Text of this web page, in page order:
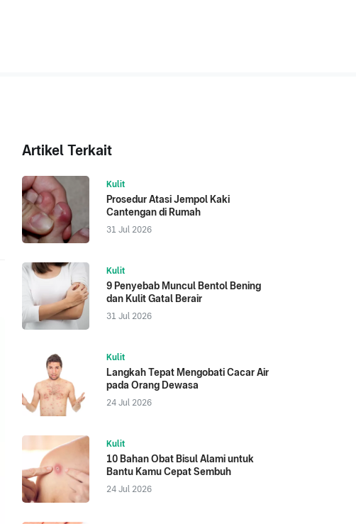
Artikel Terkait
Kulit
Prosedur Atasi Jempol Kaki
Cantengan di Rumah
31 Jul 2026
Kulit
9 Penyebab Muncul Bentol Bening
dan Kulit Gatal Berair
31 Jul 2026
Kulit
Langkah Tepat Mengobati Cacar Air
pada Orang Dewasa
24 Jul 2026
Kulit
10 Bahan Obat Bisul Alami untuk
Bantu Kamu Cepat Sembuh
24 Jul 2026